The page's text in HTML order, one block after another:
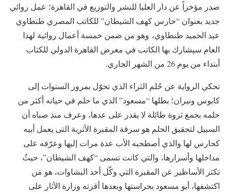
صدر مؤخراً عن دار العليا للنشر والتوزيع في القاهرة؛ عمل روائي
جديد بعنوان “حارس كهف الشيطان” للكاتب المصري طنطاوي
عبد الحميد طنطاوي، وهو من ضمن خمسة أعمال روائية لهذا
العام سيشارك بها الكاتب في معرض القاهرة الدولي للكتاب
أبتداء من يوم 26 من الشهر الجاري.
تحكي الرواية عن حُلم الثراء الذي تحوّل بمرور السنوات إلى
كابوس ونيران؛ بطلها “مسعود” الذي ما حلم في حياته أكثر من
حلمه بجمع ثروة طائلة لا يقدر على عدها، وعرف منذ صباه أن
السبيل لتحقيق الحلم هو سرقة المقبرة الأثرية التى يعمل أبيه
كحارس لها والذي أصطحبه الأب عدة مرات إليها وعرّفه على
مداخلها وأسرارها، والتي كانت تسمى “كهف الشيطان”، حيثُ
تكثر الأساطير عن المقبرة التي وكّل أحد البشاوات، هو مَن
اكتشفها، أبو مسعود بحراستها وبعدها أقرته وزارة الأثار على